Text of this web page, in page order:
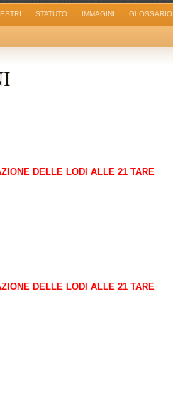
STATUTO IMMAGINI GLOSSARIO
DELLE LODI ALLE 21 TARE
DELLE LODI ALLE 21 TARE